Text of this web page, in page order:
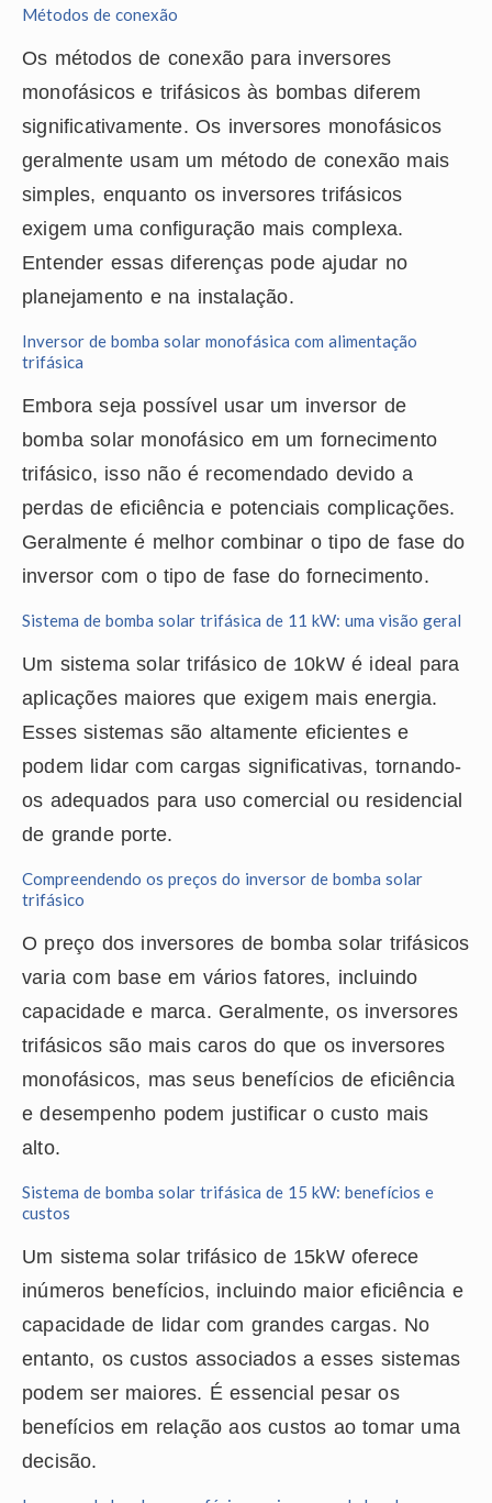
Métodos de conexão
Os métodos de conexão para inversores
monofásicos e trifásicos às bombas diferem
significativamente. Os inversores monofásicos
geralmente usam um método de conexão mais
simples, enquanto os inversores trifásicos
exigem uma configuração mais complexa.
Entender essas diferenças pode ajudar no
planejamento e na instalação.
Inversor de bomba solar monofásica com alimentação
trifásica
Embora seja possível usar um inversor de
bomba solar monofásico em um fornecimento
trifásico, isso não é recomendado devido a
perdas de eficiência e potenciais complicações.
Geralmente é melhor combinar o tipo de fase do
inversor com o tipo de fase do fornecimento.
Sistema de bomba solar trifásica de 11 kW: uma visão geral
Um sistema solar trifásico de 10kW é ideal para
aplicações maiores que exigem mais energia.
Esses sistemas são altamente eficientes e
podem lidar com cargas significativas, tornando-
os adequados para uso comercial ou residencial
de grande porte.
Compreendendo os preços do inversor de bomba solar
trifásico
O preço dos inversores de bomba solar trifásicos
varia com base em vários fatores, incluindo
capacidade e marca. Geralmente, os inversores
trifásicos são mais caros do que os inversores
monofásicos, mas seus benefícios de eficiência
e desempenho podem justificar o custo mais
alto.
Sistema de bomba solar trifásica de 15 kW: benefícios e
custos
Um sistema solar trifásico de 15kW oferece
inúmeros benefícios, incluindo maior eficiência e
capacidade de lidar com grandes cargas. No
entanto, os custos associados a esses sistemas
podem ser maiores. É essencial pesar os
benefícios em relação aos custos ao tomar uma
decisão.